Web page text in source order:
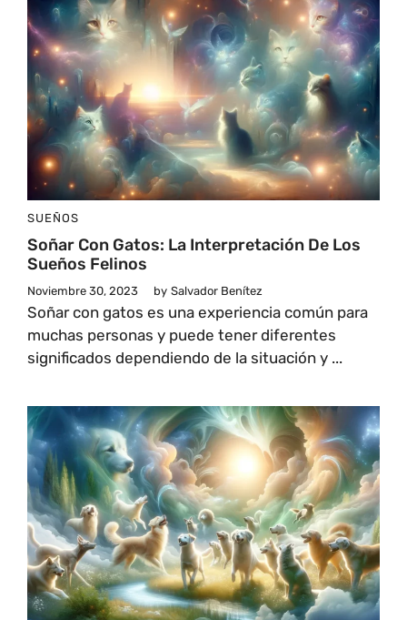
SUEÑOS
Soñar Con Gatos: La Interpretación De Los
Sueños Felinos
Noviembre 30, 2023 by Salvador Benítez
Soñar con gatos es una experiencia común para
muchas personas y puede tener diferentes
significados dependiendo de la situación y ...